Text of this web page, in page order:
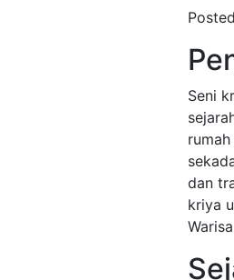
Seni
dan
kriya